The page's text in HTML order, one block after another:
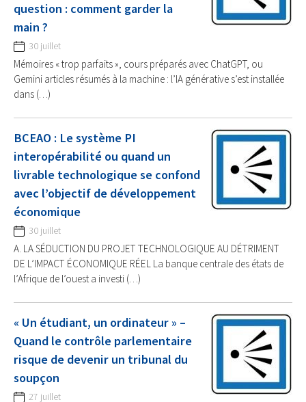
question : comment garder la
main ?
30 juillet
Mémoires « trop parfaits », cours préparés avec ChatGPT, ou
Gemini articles résumés à la machine : l’IA générative s’est installée
dans (…)
BCEAO : Le système PI
interopérabilité ou quand un
livrable technologique se confond
avec l’objectif de développement
économique
30 juillet
A. LA SÉDUCTION DU PROJET TECHNOLOGIQUE AU DÉTRIMENT
DE L’IMPACT ÉCONOMIQUE RÉEL La banque centrale des états de
l’Afrique de l’ouest a investi (…)
« Un étudiant, un ordinateur » –
Quand le contrôle parlementaire
risque de devenir un tribunal du
soupçon
27 juillet